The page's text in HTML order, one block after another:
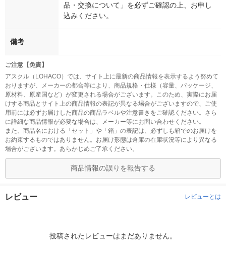
品・交換について」を必ずご確認の上、お申し
込みください。
備考
ご注意【免責】
アスクル（LOHACO）では、サイト上に最新の商品情報を表示するよう努めて
おりますが、メーカーの都合等により、商品規格・仕様（容量、パッケージ、
原材料、原産国など）が変更される場合がございます。このため、実際にお届
けする商品とサイト上の商品情報の表記が異なる場合がございますので、ご使
用前には必ずお届けした商品の商品ラベルや注意書きをご確認ください。さら
に詳細な商品情報が必要な場合は、メーカー等にお問い合わせください。
また、商品名における「セット」や「箱」の表記は、必ずしも箱でのお届けを
お約束するものではありません。お届け形態は倉庫の在庫状況等により異なる
場合がございます。あらかじめご了承ください。
商品情報の誤りを報告する
レビュー レビューとは
投稿されたレビューはまだありません。